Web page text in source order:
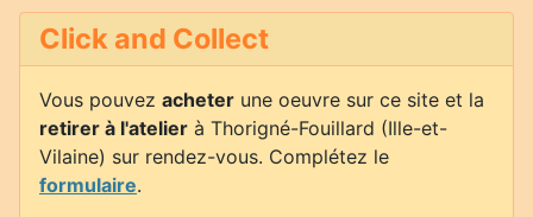
Click and Collect
Vous pouvez acheter une oeuvre sur ce site et la
retirer à l'atelier à Thorigné-Fouillard (Ille-et-
Vilaine) sur rendez-vous. Complétez le
formulaire.